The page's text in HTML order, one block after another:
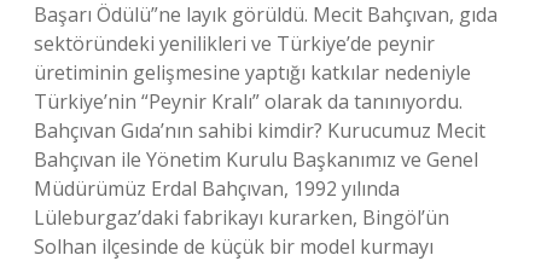
Başarı Ödülü”ne layık görüldü. Mecit Bahçıvan, gıda
sektöründeki yenilikleri ve Türkiye’de peynir
üretiminin gelişmesine yaptığı katkılar nedeniyle
Türkiye’nin “Peynir Kralı” olarak da tanınıyordu.
Bahçıvan Gıda’nın sahibi kimdir? Kurucumuz Mecit
Bahçıvan ile Yönetim Kurulu Başkanımız ve Genel
Müdürümüz Erdal Bahçıvan, 1992 yılında
Lüleburgaz’daki fabrikayı kurarken, Bingöl’ün
Solhan ilçesinde de küçük bir model kurmayı